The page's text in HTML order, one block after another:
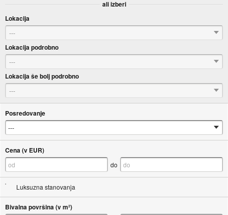
ali izberi
Lokacija
---
Lokacija podrobno
---
Lokacija še bolj podrobno
---
Posredovanje
Cena (v EUR)
do
Luksuzna stanovanja
Bivalna površina (v m²)